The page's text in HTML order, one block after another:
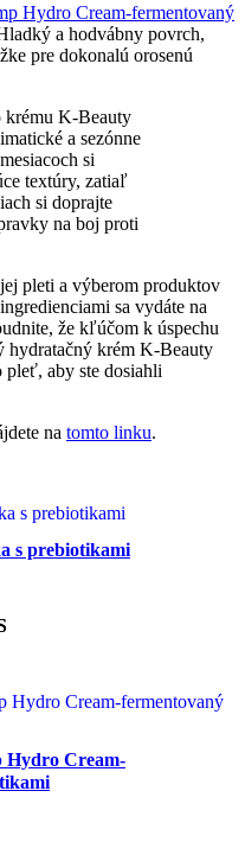
Hydro Cream-fermentovaný
a hodvábny povrch,
pre dokonalú orosenú
krému K-Beauty
a sezónne
si
textúry, zatiaľ
si doprajte
na boj proti
pleti a výberom produktov
sa vydáte na
že kľúčom k úspechu
hydratačný krém K-Beauty
pleť, aby ste dosiahli
na tomto linku.
s prebiotikami
Hydro Cream-